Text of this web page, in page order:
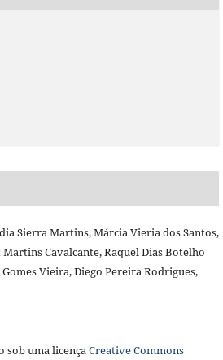
Sierra Martins, Márcia Vieria dos Santos,
Cavalcante, Raquel Dias Botelho
Vieira, Diego Pereira Rodrigues,
sob uma licençaCreative Commons